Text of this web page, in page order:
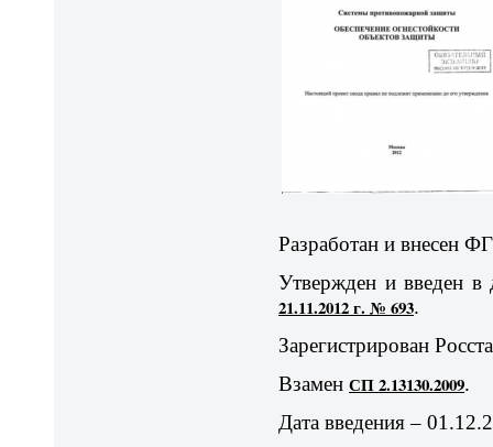
Разработан и
Утвержден и введен в
21.11.2012 г. № 693.
Зарегистрирован
ВзаменСП 2.13130.2009.
Дата введения –